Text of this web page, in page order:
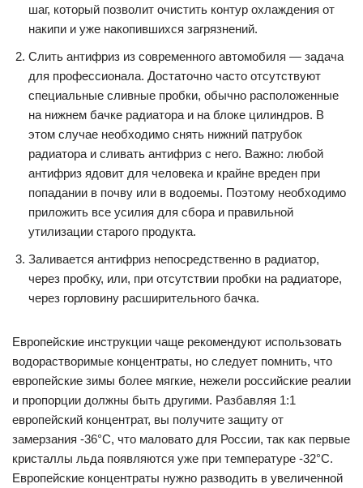
шаг, который позволит очистить контур охлаждения от
накипи и уже накопившихся загрязнений.
Слить антифриз из современного автомобиля — задача
для профессионала. Достаточно часто отсутствуют
специальные сливные пробки, обычно расположенные
на нижнем бачке радиатора и на блоке цилиндров. В
этом случае необходимо снять нижний патрубок
радиатора и сливать антифриз с него. Важно: любой
антифриз ядовит для человека и крайне вреден при
попадании в почву или в водоемы. Поэтому необходимо
приложить все усилия для сбора и правильной
утилизации старого продукта.
Заливается антифриз непосредственно в радиатор,
через пробку, или, при отсутствии пробки на радиаторе,
через горловину расширительного бачка.
Европейские инструкции чаще рекомендуют использовать
водорастворимые концентраты, но следует помнить, что
европейские зимы более мягкие, нежели российские реалии
и пропорции должны быть другими. Разбавляя 1:1
европейский концентрат, вы получите защиту от
замерзания -36°С, что маловато для России, так как первые
кристаллы льда появляются уже при температуре -32°С.
Европейские концентраты нужно разводить в увеличенной